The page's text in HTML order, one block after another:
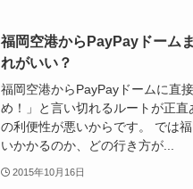
福岡空港からPayPayドーム
れがいい？
福岡空港からPayPayドームに直
め！」と言い切れるルートが正
の利便性が悪いからです。 では
いかかるのか、どの行き方が...
2015年10月16日